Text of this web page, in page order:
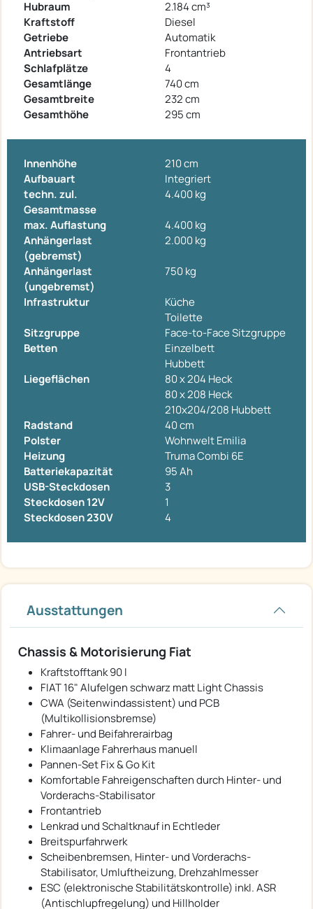
Hubraum
2.184 cm³
Kraftstoff
Diesel
Getriebe
Automatik
Antriebsart
Frontantrieb
Schlafplätze
4
Gesamtlänge
740 cm
Gesamtbreite
232 cm
Gesamthöhe
295 cm
Innenhöhe
210 cm
Aufbauart
Integriert
techn. zul.
Gesamtmasse
4.400 kg
max. Auflastung
4.400 kg
Anhängerlast
(gebremst)
2.000 kg
Anhängerlast
(ungebremst)
750 kg
Infrastruktur
Küche
Toilette
Sitzgruppe
Face-to-Face Sitzgruppe
Betten
Einzelbett
Hubbett
Liegeflächen
80 x 204 Heck
80 x 208 Heck
210x204/208 Hubbett
Radstand
40 cm
Polster
Wohnwelt Emilia
Heizung
Truma Combi 6E
Batteriekapazität
95 Ah
USB-Steckdosen
3
Steckdosen 12V
1
Steckdosen 230V
4
Ausstattungen
Chassis & Motorisierung Fiat
Kraftstofftank 90 l
FIAT 16" Alufelgen schwarz matt Light Chassis
CWA (Seitenwindassistent) und PCB
(Multikollisionsbremse)
Fahrer- und Beifahrerairbag
Klimaanlage Fahrerhaus manuell
Pannen-Set Fix & Go Kit
Komfortable Fahreigenschaften durch Hinter- und
Vorderachs-Stabilisator
Frontantrieb
Lenkrad und Schaltknauf in Echtleder
Breitspurfahrwerk
Scheibenbremsen, Hinter- und Vorderachs-
Stabilisator, Umluftheizung, Drehzahlmesser
ESC (elektronische Stabilitätskontrolle) inkl. ASR
(Antischlupfregelung) und Hillholder